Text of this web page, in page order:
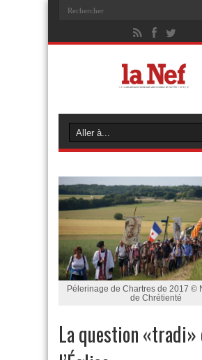
Pélerinage de Chartres de 2017 ©
de Chrétienté
La question «tradi»